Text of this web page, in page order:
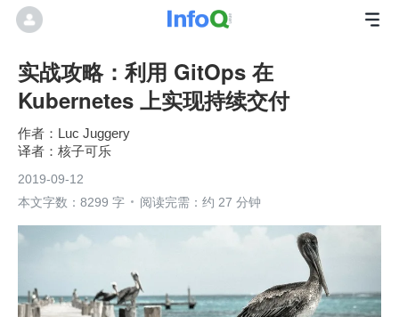
实战攻略：利用 GitOps 在
Kubernetes 上实现持续交付
Luc Juggery
核子可乐
2019-09-12
本文字数：8299 字
阅读完需：约 27 分钟